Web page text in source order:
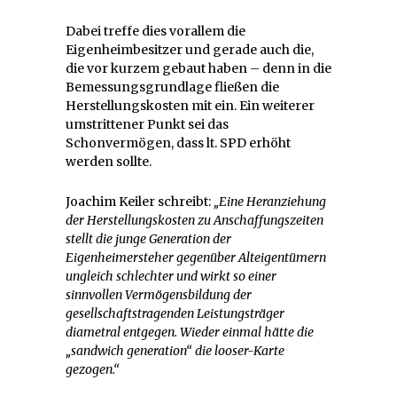
Dabei treffe dies vorallem die
Eigenheimbesitzer und gerade auch die,
die vor kurzem gebaut haben – denn in die
Bemessungsgrundlage fließen die
Herstellungskosten mit ein. Ein weiterer
umstrittener Punkt sei das
Schonvermögen, dass lt. SPD erhöht
werden sollte.
Joachim Keiler schreibt:„Eine Heranziehung
der Herstellungskosten zu Anschaffungszeiten
stellt die junge Generation der
Eigenheimersteher gegenüber Alteigentümern
ungleich schlechter und wirkt so einer
sinnvollen Vermögensbildung der
gesellschaftstragenden Leistungsträger
diametral entgegen. Wieder einmal hätte die
„sandwich generation“ die looser-Karte
gezogen.“